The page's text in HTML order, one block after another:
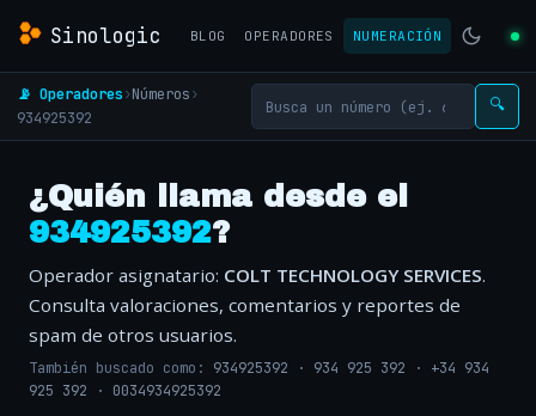
Sinologic BLOG OPERADORES NUMERACIÓN
📡 Operadores›Números›
934925392
🔍
¿Quién llama desde el
934925392?
Operador asignatario: COLT TECHNOLOGY SERVICES.
Consulta valoraciones, comentarios y reportes de
spam de otros usuarios.
También buscado como: 934925392 · 934 925 392 · +34 934
925 392 · 0034934925392